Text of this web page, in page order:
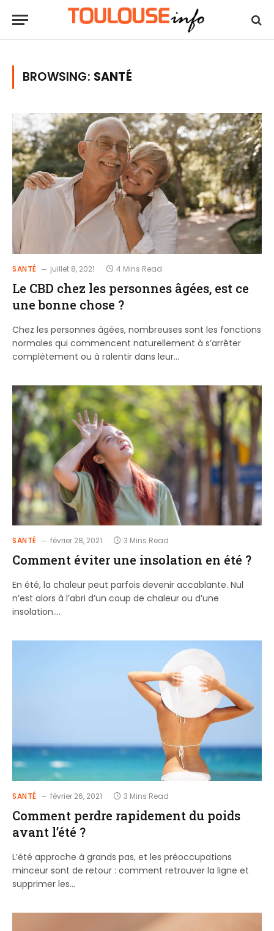
BROWSING: SANTÉ
SANTÉ juillet 8, 2021 4 Mins Read
Le CBD chez les personnes âgées, est ce
une bonne chose ?
Chez les personnes âgées, nombreuses sont les fonctions
normales qui commencent naturellement à s’arrêter
complètement ou à ralentir dans leur…
SANTÉ février 28, 2021 3 Mins Read
Comment éviter une insolation en été ?
En été, la chaleur peut parfois devenir accablante. Nul
n’est alors à l’abri d’un coup de chaleur ou d’une
insolation.…
SANTÉ février 26, 2021 3 Mins Read
Comment perdre rapidement du poids
avant l’été ?
L’été approche à grands pas, et les préoccupations
minceur sont de retour : comment retrouver la ligne et
supprimer les…